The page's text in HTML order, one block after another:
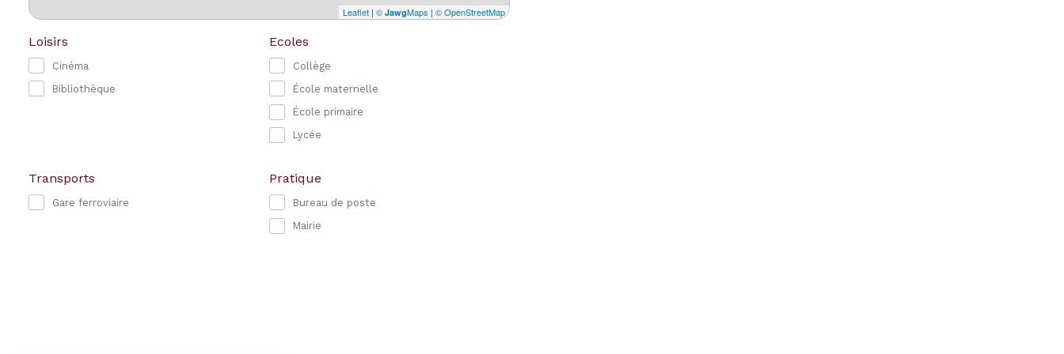
Leaflet | © JawgMaps | © OpenStreetMap
Loisirs
Cinéma
Bibliothèque
Ecoles
Collège
École maternelle
École primaire
Lycée
Transports
Gare ferroviaire
Pratique
Bureau de poste
Mairie